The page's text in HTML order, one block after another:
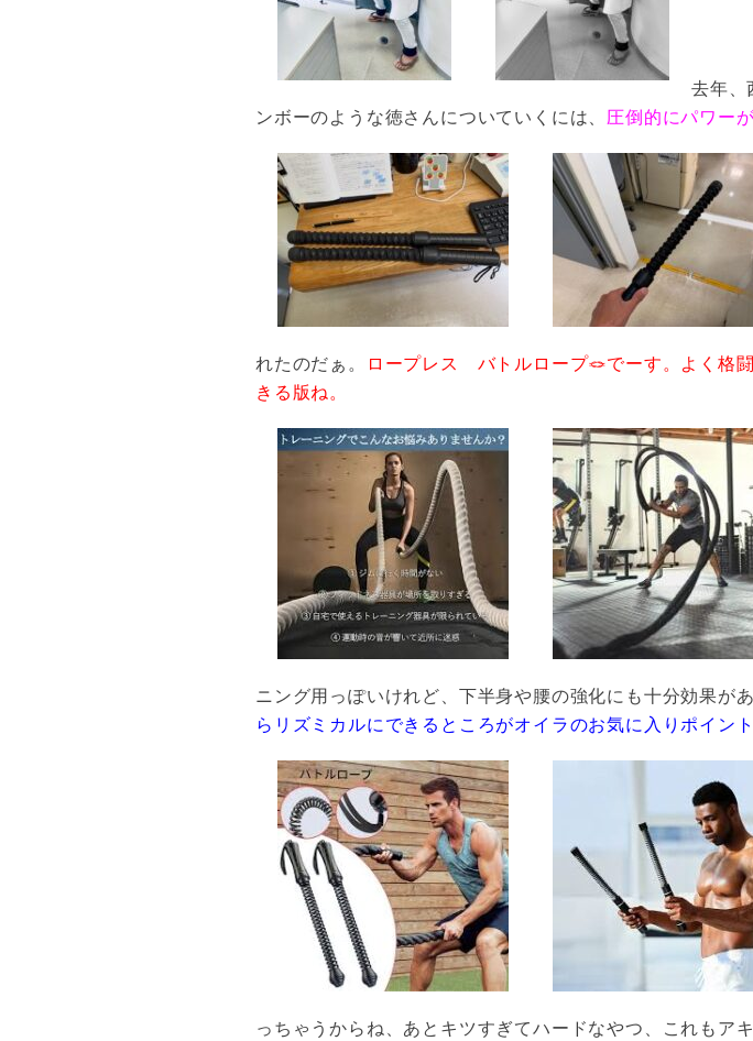
去年、
ンボーのような徳さんについていくには、 圧倒的にパワー
れたのだぁ。
ロープレス バトルロープ🪢でーす。よく格
きる版ね。
ニング用っぽいけれど、下半身や腰の強化にも十分効果が
らリズミカルにできるところがオイラのお気に入りポイン
っちゃうからね、あとキツすぎてハードなやつ、これもア